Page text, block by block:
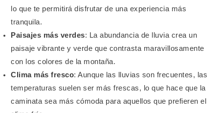
lo que te permitirá disfrutar de una experiencia más
tranquila.
Paisajes más verdes: La abundancia de lluvia crea un
paisaje vibrante y verde que contrasta maravillosamente
con los colores de la montaña.
Clima más fresco: Aunque las lluvias son frecuentes, las
temperaturas suelen ser más frescas, lo que hace que la
caminata sea más cómoda para aquellos que prefieren el